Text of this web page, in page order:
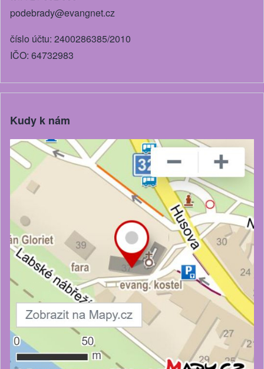
podebrady@evangnet.cz
číslo účtu: 2400286385/2010
IČO: 64732983
Kudy k nám